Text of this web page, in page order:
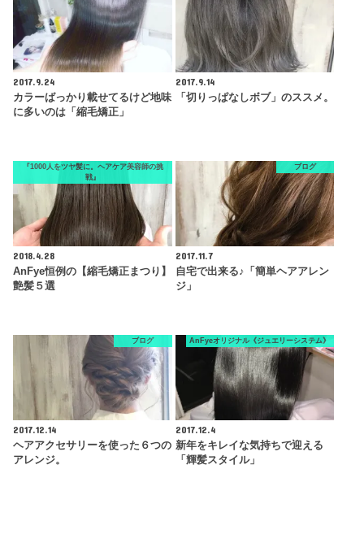
2017.9.24
カラーばっかり載せてるけど地味
に多いのは「縮毛矯正」
2017.9.14
「切りっぱなしボブ」のススメ。
『1000人をツヤ髪に。ヘアケア美容師の挑
戦』
2018.4.28
AnFye恒例の【縮毛矯正まつり】
艶髪５選
ブログ
2017.11.7
自宅で出来る♪「簡単ヘアアレン
ジ」
ブログ
2017.12.14
ヘアアクセサリーを使った６つの
アレンジ。
AnFyeオリジナル《ジュエリーシステム》
2017.12.4
新年をキレイな気持ちで迎える
「輝髪スタイル」